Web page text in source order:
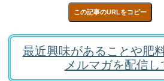
この記事のURLをコピー
最近興味があることや肥
メルマガを配信